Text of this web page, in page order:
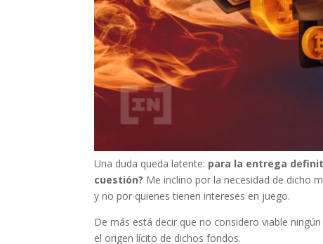
Una duda queda latente: para la entrega
cuestión? Me inclino por la necesidad de dicho
y no por quienes tienen intereses en juego.
De más está decir que no considero viable
el origen lícito de dichos fondos.